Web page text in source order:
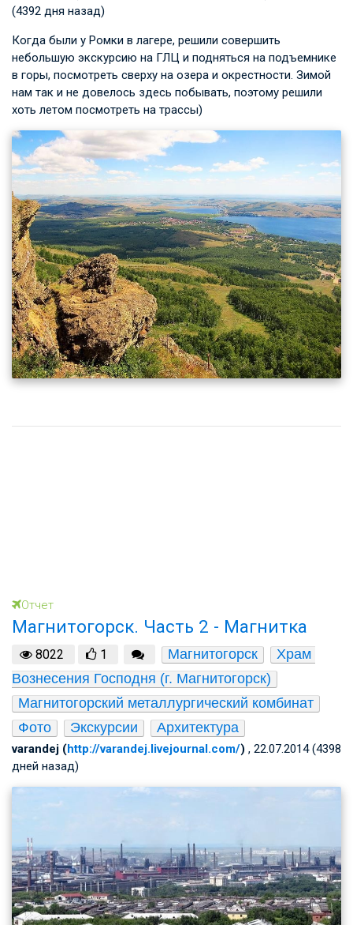
(4392 дня назад)
Когда были у Ромки в лагере, решили совершить
небольшую экскурсию на ГЛЦ и подняться на подъемнике
в горы, посмотреть сверху на озера и окрестности. Зимой
нам так и не довелось здесь побывать, поэтому решили
хоть летом посмотреть на трассы)
Отчет
Магнитогорск. Часть 2 - Магнитка
8022 1 Магнитогорск
Храм
Вознесения Господня (г. Магнитогорск)
Магнитогорский металлургический комбинат
Фото
Экскурсии Архитектура
varandej (http://varandej.livejournal.com/) , 22.07.2014 (4398
дней назад)